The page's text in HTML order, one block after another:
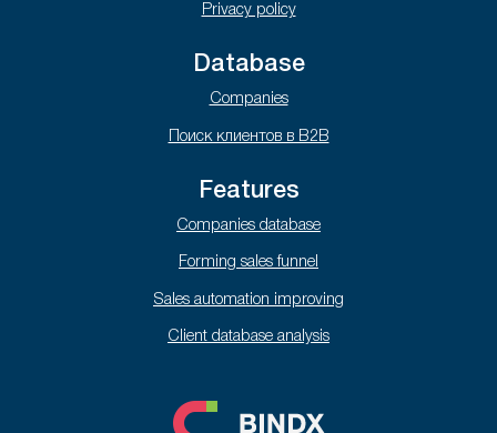
Privacy policy
Database
Companies
Поиск клиентов в B2B
Features
Companies database
Forming sales funnel
Sales automation improving
Client database analysis